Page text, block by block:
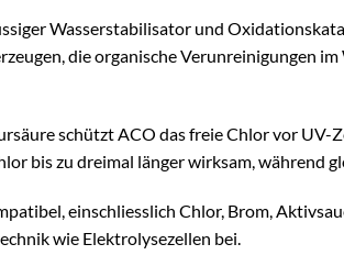
Wasserstabilisator und
die organische Verunreinigungen
schützt ACO das freie Chlor vor
bis zu dreimal länger wirksam, während
einschliesslich Chlor, Brom,
wie Elektrolysezellen bei.